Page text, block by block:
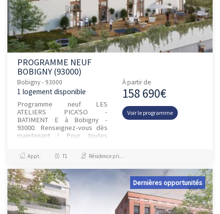
PROGRAMME NEUF
BOBIGNY (93000)
Bobigny - 93000
1 logement disponible
Programme neuf LES
ATELIERS PICA'SO -
BATIMENT E à Bobigny -
93000. Renseignez-vous dès
maintenant ! Pour toutes
complémentaires, prenez
contact avec nous !
À partir de
158 690€
Voir le programme
Appt. T1 Résidence principale / PTZ
Dernières opportunités